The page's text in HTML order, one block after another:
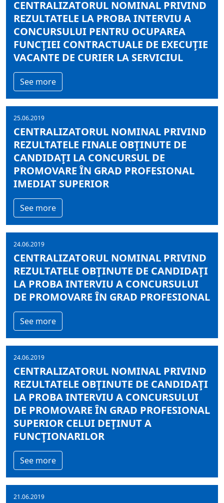
CENTRALIZATORUL NOMINAL PRIVIND
REZULTATELE LA PROBA INTERVIU A
CONCURSULUI PENTRU OCUPAREA
FUNCŢIEI CONTRACTUALE DE EXECUŢIE
VACANTE DE CURIER LA SERVICIUL
See more
25.06.2019
CENTRALIZATORUL NOMINAL PRIVIND
REZULTATELE FINALE OBŢINUTE DE
CANDIDAŢI LA CONCURSUL DE
PROMOVARE ÎN GRAD PROFESIONAL
IMEDIAT SUPERIOR
See more
24.06.2019
CENTRALIZATORUL NOMINAL PRIVIND
REZULTATELE OBŢINUTE DE CANDIDAŢI
LA PROBA INTERVIU A CONCURSULUI
DE PROMOVARE ÎN GRAD PROFESIONAL
See more
24.06.2019
CENTRALIZATORUL NOMINAL PRIVIND
REZULTATELE OBŢINUTE DE CANDIDAŢI
LA PROBA INTERVIU A CONCURSULUI
DE PROMOVARE ÎN GRAD PROFESIONAL
SUPERIOR CELUI DEŢINUT A
FUNCŢIONARILOR
See more
21.06.2019